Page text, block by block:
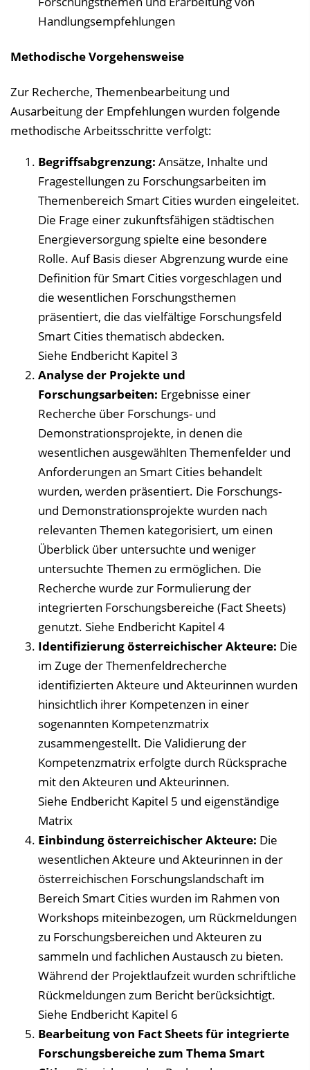
Handlungsempfehlungen
Methodische Vorgehensweise
Zur Recherche, Themenbearbeitung und
Ausarbeitung der Empfehlungen wurden folgende
methodische Arbeitsschritte verfolgt:
Begriffsabgrenzung: Ansätze, Inhalte und
Fragestellungen zu Forschungsarbeiten im
Themenbereich Smart Cities wurden eingeleitet.
Die Frage einer zukunftsfähigen städtischen
Energieversorgung spielte eine besondere
Rolle. Auf Basis dieser Abgrenzung wurde eine
Definition für Smart Cities vorgeschlagen und
die wesentlichen Forschungsthemen
präsentiert, die das vielfältige Forschungsfeld
Smart Cities thematisch abdecken.
Siehe Endbericht Kapitel 3
Analyse der Projekte und
Forschungsarbeiten: Ergebnisse einer
Recherche über Forschungs- und
Demonstrationsprojekte, in denen die
wesentlichen ausgewählten Themenfelder und
Anforderungen an Smart Cities behandelt
wurden, werden präsentiert. Die Forschungs-
und Demonstrationsprojekte wurden nach
relevanten Themen kategorisiert, um einen
Überblick über untersuchte und weniger
untersuchte Themen zu ermöglichen. Die
Recherche wurde zur Formulierung der
integrierten Forschungsbereiche (Fact Sheets)
genutzt. Siehe Endbericht Kapitel 4
Identifizierung österreichischer Akteure: Die
im Zuge der Themenfeldrecherche
identifizierten Akteure und Akteurinnen wurden
hinsichtlich ihrer Kompetenzen in einer
sogenannten Kompetenzmatrix
zusammengestellt. Die Validierung der
Kompetenzmatrix erfolgte durch Rücksprache
mit den Akteuren und Akteurinnen.
Siehe Endbericht Kapitel 5 und eigenständige
Matrix
Einbindung österreichischer Akteure: Die
wesentlichen Akteure und Akteurinnen in der
österreichischen Forschungslandschaft im
Bereich Smart Cities wurden im Rahmen von
Workshops miteinbezogen, um Rückmeldungen
zu Forschungsbereichen und Akteuren zu
sammeln und fachlichen Austausch zu bieten.
Während der Projektlaufzeit wurden schriftliche
Rückmeldungen zum Bericht berücksichtigt.
Siehe Endbericht Kapitel 6
Bearbeitung von Fact Sheets für integrierte
Forschungsbereiche zum Thema Smart